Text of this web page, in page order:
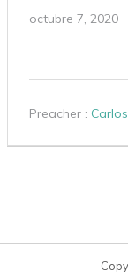
octubre 7, 2020
Preacher :